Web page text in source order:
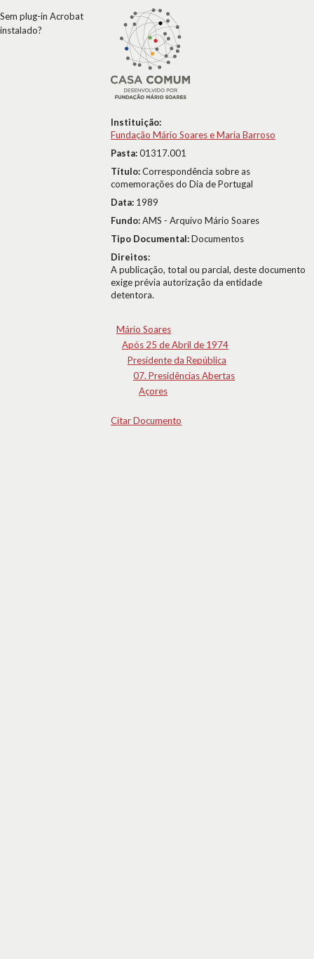
Instituição:
Fundação Mário Soares e Maria Barroso
Pasta:01317.001
Título:Correspondência sobre as
comemorações do Dia de Portugal
Data: 1989
Fundo:AMS - Arquivo Mário Soares
Tipo Documental:Documentos
Direitos:
A publicação, total ou parcial, deste documento
exige prévia autorização da entidade
detentora.
Mário Soares
Após 25 de Abril de 1974
Presidente da República
07. Presidências Abertas
Açores
Citar Documento
Sem plug-in Acrobat
instalado?